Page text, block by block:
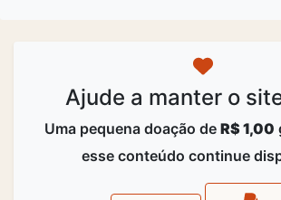
Ajude a manter o
Uma pequena doação de R$ 1,00
esse conteúdo continue